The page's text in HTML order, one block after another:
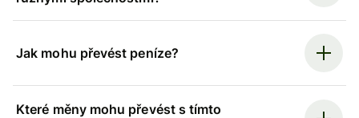
Jak mohu převést peníze?
Které měny mohu převést s tímto